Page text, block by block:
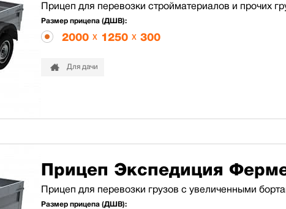
Прицеп для перевозки стройматериалов и прочих
Размер прицепа (ДШВ):
2000 x 1250 x 300
Для дачи
Прицеп Экспедиция
Прицеп для перевозки грузов с увеличенными
Размер прицепа (ДШВ):